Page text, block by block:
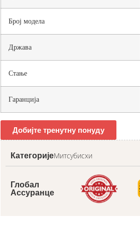
Број модела
Држава
Стање
Гаранција
Добијте тренутну понуду
КатегоријеМитсубисхи
Глобал
Ассуранце